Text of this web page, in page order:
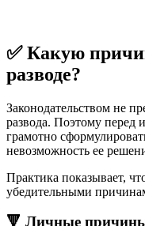
✅ Какую
разводе?
Законодательством не
развода. Поэтому перед
грамотно
невозможность ее
Практика показывает,
убедительными
🔻 Личные